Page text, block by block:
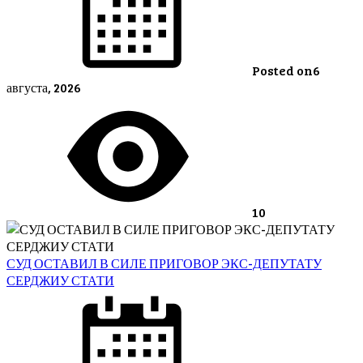
Posted on6
августа, 2026
10
СУД ОСТАВИЛ В СИЛЕ ПРИГОВОР ЭКС-ДЕПУТАТУ
СЕРДЖИУ СТАТИ